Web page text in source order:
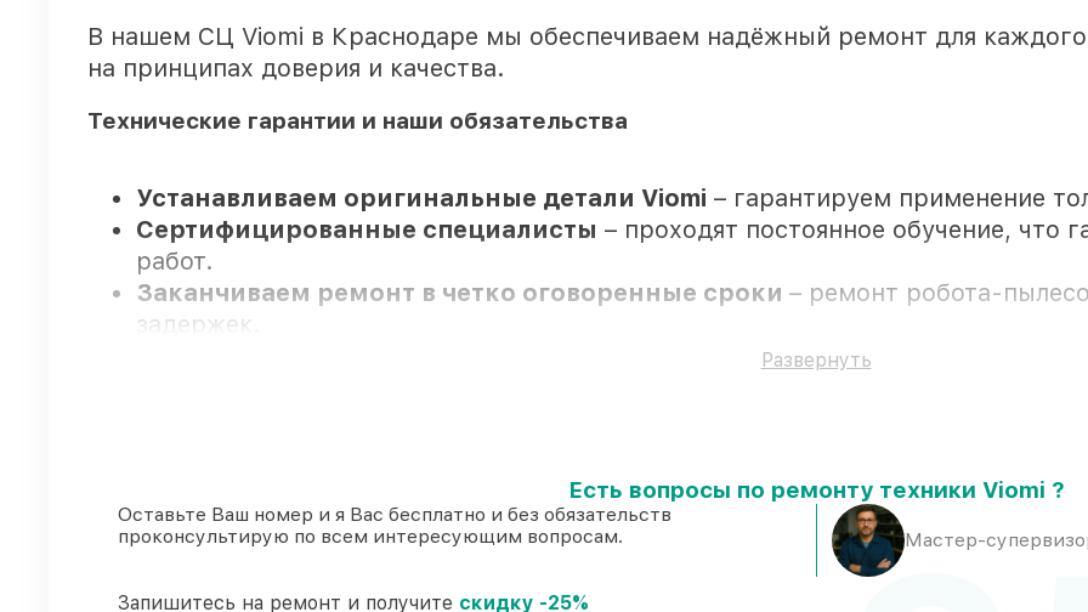
В нашем СЦ Viomi в Краснодаре мы обеспечиваем надёжный ремонт для
на принципах доверия и качества.
Технические гарантии и наши обязательства
Устанавливаем оригинальные детали Viomi – гарантируем применение
Сертифицированные специалисты – проходят постоянное обучение, что
работ.
Заканчиваем ремонт в четко оговоренные сроки – ремонт робота-
задержек.
– все ремонтные услуги и комплектующие
80%работ закрываем в вашем присутствии
90%комплектующих Viomi есть в наличии в мастерской или на складе в
Подлинные запчасти Viomi и надёжные аналоги
Развернуть
Есть вопросы по ремонту техники Viomi ?
Оставьте Ваш номер и я Вас бесплатно и без обязательств
проконсультирую по всем интересующим вопросам.
Мастер-
Запишитесь на ремонт и получите скидку -25%